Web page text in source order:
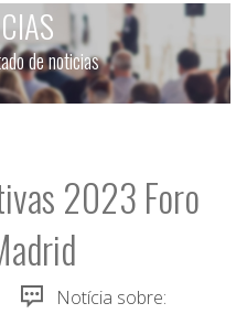
de noticias
2023 Foro
Notícia sobre: